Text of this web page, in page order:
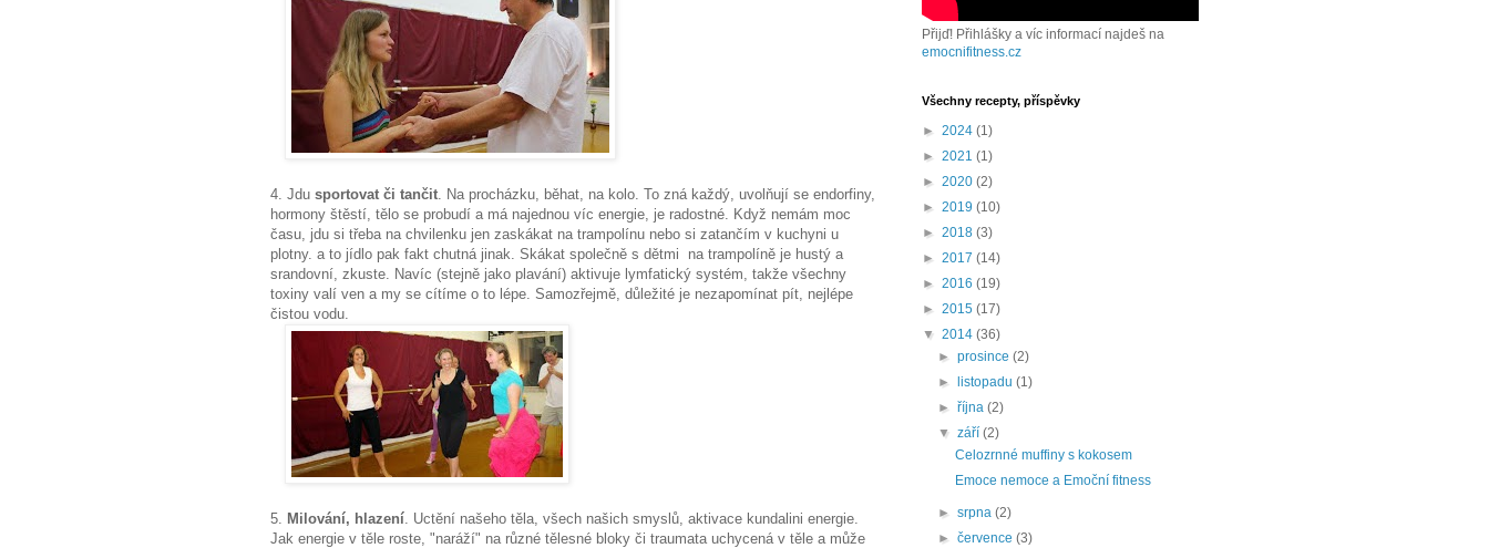
4. Jdu sportovat či tančit . Na procházku, běhat, na kolo. To zná každý, uvolňují se endorfiny,
hormony štěstí, tělo se probudí a má najednou víc energie, je radostné. Když nemám moc
času, jdu si třeba na chvilenku jen zaskákat na trampolínu nebo si zatančím v kuchyni u
plotny. a to jídlo pak fakt chutná jinak. Skákat společně s dětmi na trampolíně je hustý a
srandovní, zkuste. Navíc (stejně jako plavání) aktivuje lymfatický systém, takže všechny
toxiny valí ven a my se cítíme o to lépe. Samozřejmě, důležité je nezapomínat pít, nejlépe
čistou vodu.
5. Milování, hlazení . Uctění našeho těla, všech našich smyslů, aktivace kundalini energie.
Jak energie v těle roste, "naráží" na různé tělesné bloky či traumata uchycená v těle a může
Přijď! Přihlášky a víc informací najdeš na
emocnifitness.cz
Všechny recepty, příspěvky
► 2024 (1)
► 2021 (1)
► 2020 (2)
► 2019 (10)
► 2018 (3)
► 2017 (14)
► 2016 (19)
► 2015 (17)
▼ 2014 (36)
►prosince(2)
►
listopadu(1)
►října(2)
▼září(2)
Celozrnné muffiny s kokosem
Emoce nemoce a Emoční fitness
►srpna(2)
►července(3)